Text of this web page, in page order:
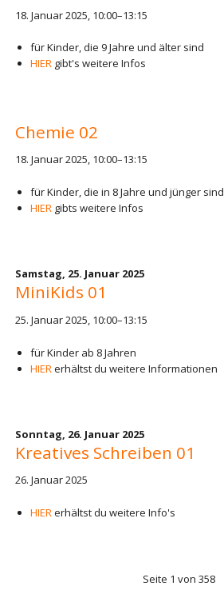
18. Januar 2025, 10:00–13:15
für Kinder, die 9 Jahre und älter sind
HIERgibt's weitere Infos
Chemie 02
18. Januar 2025, 10:00–13:15
für Kinder, die in 8 Jahre und jünger sind
HIERgibts weitere Infos
Samstag, 25. Januar 2025
MiniKids 01
25. Januar 2025, 10:00–13:15
für Kinder ab 8 Jahren
HIER erhältst du weitere Informationen
Sonntag, 26. Januar 2025
Kreatives Schreiben 01
26. Januar 2025
HIERerhältst du weitere Info's
Seite 1 von 358